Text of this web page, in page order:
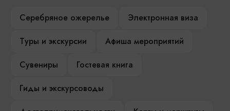
Серебряное ожерелье
Электронная виза
Туры и экскурсии
Афиша мероприятий
Сувениры
Гостевая книга
Гиды и экскурсоводы